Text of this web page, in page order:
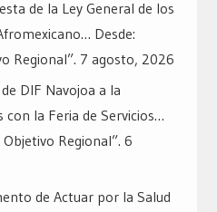
de la Ley General de los
Desde:
Regional”. 7 agosto, 2026
DIF Navojoa a la
la Feria de Servicios…
Regional”. 6
de Actuar por la Salud